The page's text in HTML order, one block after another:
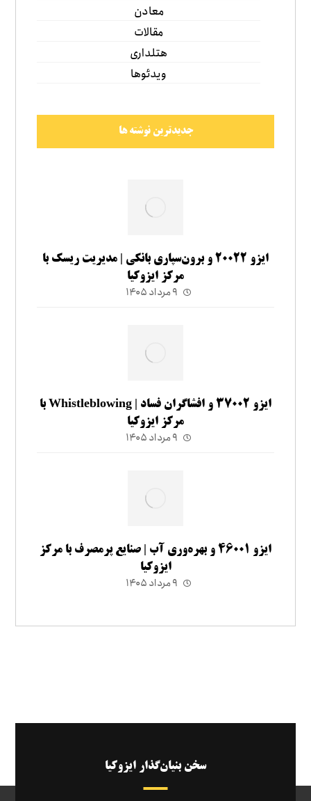
معادن
مقالات
هتلداری
ویدئوها
جدیدترین نوشته ها
ایزو ۲۰۰۲۲ و برون‌سپاری بانکی | مدیریت ریسک با
مرکز ایزوکیا
۹ مرداد ۱۴۰۵
ایزو ۳۷۰۰۲ و افشاگران فساد | Whistleblowing با
مرکز ایزوکیا
۹ مرداد ۱۴۰۵
ایزو ۴۶۰۰۱ و بهره‌وری آب | صنایع پرمصرف با مرکز
ایزوکیا
۹ مرداد ۱۴۰۵
سخن بنیان‌گذار ایزوکیا